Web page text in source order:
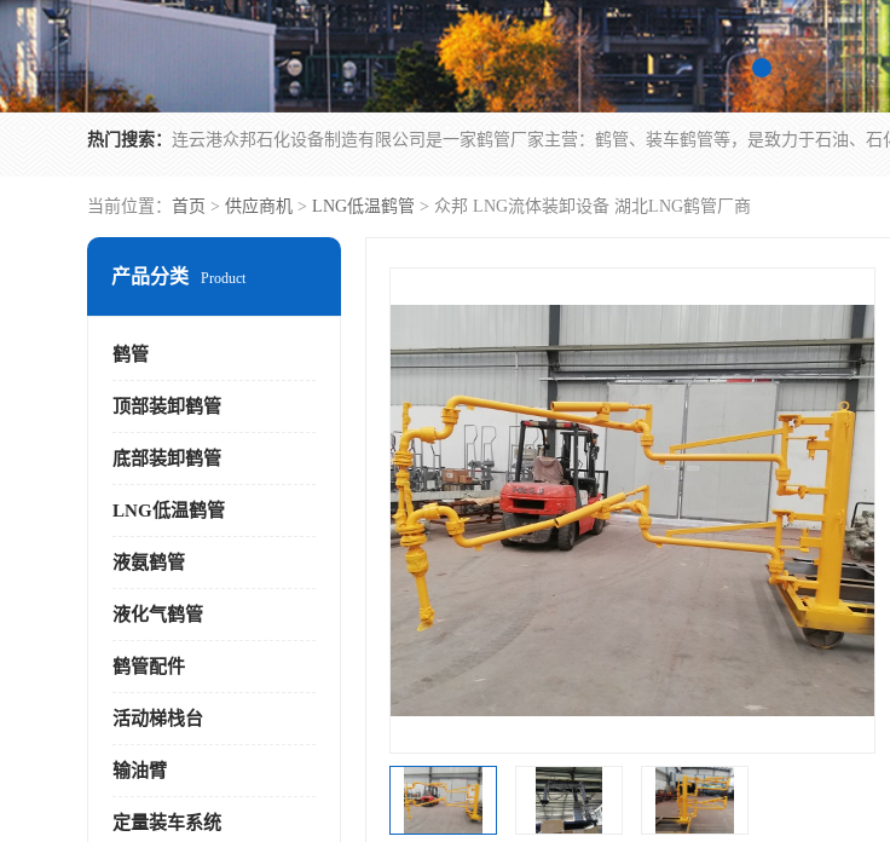
热门搜索：
当前位置： 首页 > 供应商机 > LNG低温鹤管 > 众邦 LNG流体装卸设备 湖北LNG鹤管厂商
产品分类 Product
鹤管
顶部装卸鹤管
底部装卸鹤管
LNG低温鹤管
液氨鹤管
液化气鹤管
鹤管配件
活动梯栈台
输油臂
定量装车系统